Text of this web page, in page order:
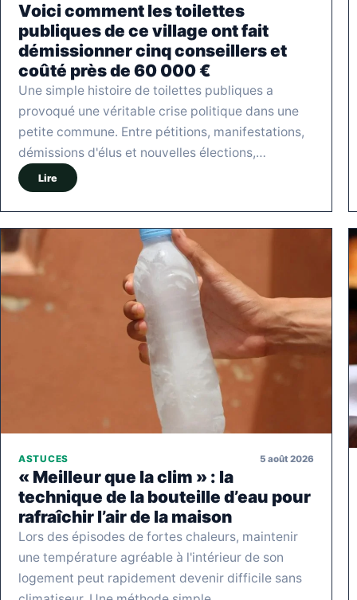
Voici comment les toilettes
publiques de ce village ont fait
démissionner cinq conseillers et
coûté près de 60 000 €
Une simple histoire de toilettes publiques a
provoqué une véritable crise politique dans une
petite commune. Entre pétitions, manifestations,
démissions d'élus et nouvelles élections,…
Lire
ASTUCES 5 août 2026
« Meilleur que la clim » : la
technique de la bouteille d’eau pour
rafraîchir l’air de la maison
Lors des épisodes de fortes chaleurs, maintenir
une température agréable à l'intérieur de son
logement peut rapidement devenir difficile sans